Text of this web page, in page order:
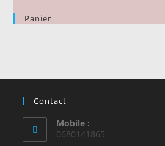
Panier
Contact
Mobile :
0680141865